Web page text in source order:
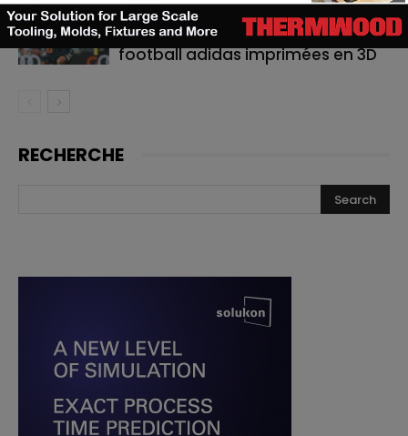
Cavan Sullivan inaugure les
toutes premières chaussures de
football adidas imprimées en 3D
RECHERCHE